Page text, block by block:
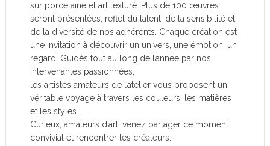
sur porcelaine et art texturé. Plus de 100 œuvres
seront présentées, reflet du talent, de la sensibilité et
de la diversité de nos adhérents. Chaque création est
une invitation à découvrir un univers, une émotion, un
regard. Guidés tout au long de l’année par nos
intervenantes passionnées,
les artistes amateurs de l’atelier vous proposent un
véritable voyage à travers les couleurs, les matières
et les styles.
Curieux, amateurs d’art, venez partager ce moment
convivial et rencontrer les créateurs.